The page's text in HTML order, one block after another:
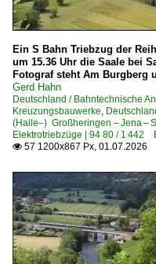
2012-04-28
Deutschland
Bahndienstfahrzeuge
BR 741.1 | GBM
Skl
Bahndienstfahrzeuge
1 203 BR 203.3
Bahnhöfe (A - E)
Camburg (S)
2010
2012
2013
2014
2015
2016
2017
2018
2019
2020
Ein S Bahn Triebzug der
um 15.36 Uhr die Saale bei
Fotograf steht Am Burgberg
Gerd Hahn
Deutschland / Bahntechnische
Kreuzungsbauwerke,
(Halle–) Großheringen – Jena –
Elektrotriebzüge | 94 80 / 1
 57 1200x867 Px, 01.07.2026